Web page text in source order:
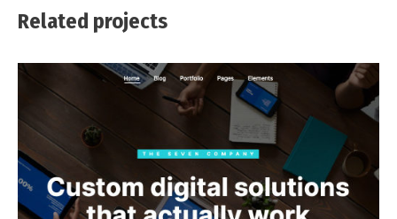
Related projects